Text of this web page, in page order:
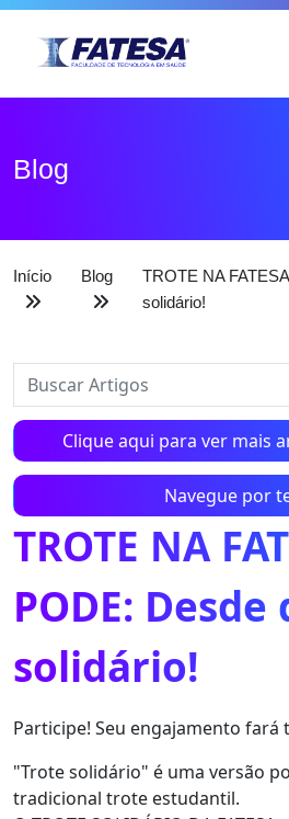
Blog
Início Blog
TROTE NA
solidário!
Clique aqui para ver mais
Navegue por
TROTE NA
PODE:
solidário!
Participe! Seu engajamento fará
"Trote solidário" é uma versão
tradicional trote estudantil.